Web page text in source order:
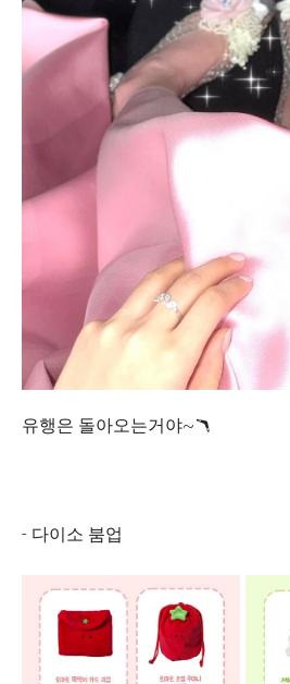
유행은 돌아오는거야~🪃
- 다이소 붐업